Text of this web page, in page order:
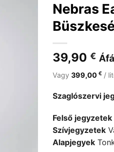
Nebras
39,90 €
Vagy 399,00 € /
Szaglószervi
Felső jegyzetek
Szívjegyzetek
Alapjegyek